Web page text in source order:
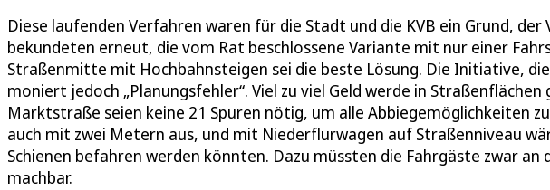
Diese laufenden Verfahren waren für die Stadt und die KVB ein Grund,
bekundeten erneut, die vom Rat beschlossene Variante mit nur einer
Straßenmitte mit Hochbahnsteigen sei die beste Lösung. Die Initiative,
moniert jedoch „Planungsfehler“. Viel zu viel Geld werde in
Marktstraße seien keine 21 Spuren nötig, um alle Abbiegemöglichkeiten
auch mit zwei Metern aus, und mit Niederflurwagen auf Straßenniveau
Schienen befahren werden könnten. Dazu müssten die Fahrgäste zwar
machbar.